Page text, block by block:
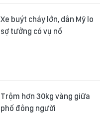
Xe buýt cháy lớn, dân Mỹ lo
sợ tưởng có vụ nổ
Trộm hơn 30kg vàng giữa
phố đông người